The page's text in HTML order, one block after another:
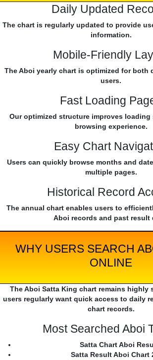
Daily Updated
The chart is regularly updated to provide
information.
Mobile-Friendly
The Aboi yearly chart is optimized for both
users.
Fast Loading
Our optimized structure improves loading
browsing experience.
Easy Chart
Users can quickly browse months and
multiple pages.
Historical Record
The annual chart enables users to
Aboi records and past result
WHY USERS SEARCH
ONLINE
The Aboi Satta King chart remains highly
users regularly want quick access to daily
chart records.
Most Searched Aboi
Satta Chart Aboi
Satta Result Aboi Chart